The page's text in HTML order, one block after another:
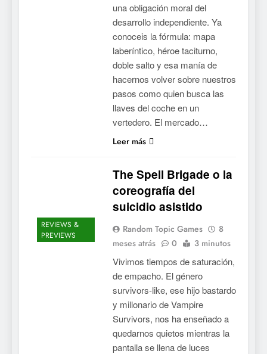
una obligación moral del
desarrollo independiente. Ya
conoceis la fórmula: mapa
laberíntico, héroe taciturno,
doble salto y esa manía de
hacernos volver sobre nuestros
pasos como quien busca las
llaves del coche en un
vertedero. El mercado…
Leer más
REVIEWS &
PREVIEWS
The Spell Brigade o la
coreografía del
suicidio asistido
Random Topic Games
8
meses atrás
0 3 minutos
Vivimos tiempos de saturación,
de empacho. El género
survivors-like, ese hijo bastardo
y millonario de Vampire
Survivors, nos ha enseñado a
quedarnos quietos mientras la
pantalla se llena de luces